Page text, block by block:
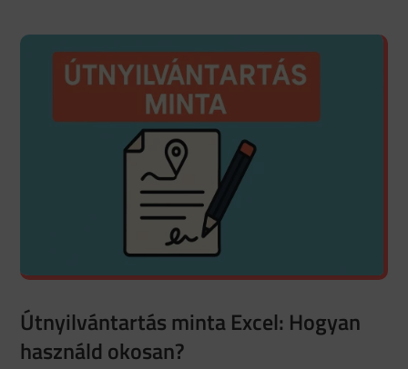
Útnyilvántartás minta Excel: Hogyan
használd okosan?